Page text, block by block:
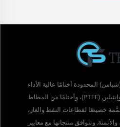
المحدودة أختامًا عالية الأداء
من بولي تترافلوروإيثيلين (PTFE)، وأختامًا من المطاط
خصيصًا لقطاعات النفط والغاز،
وتتوافق منتجاتها مع معايير